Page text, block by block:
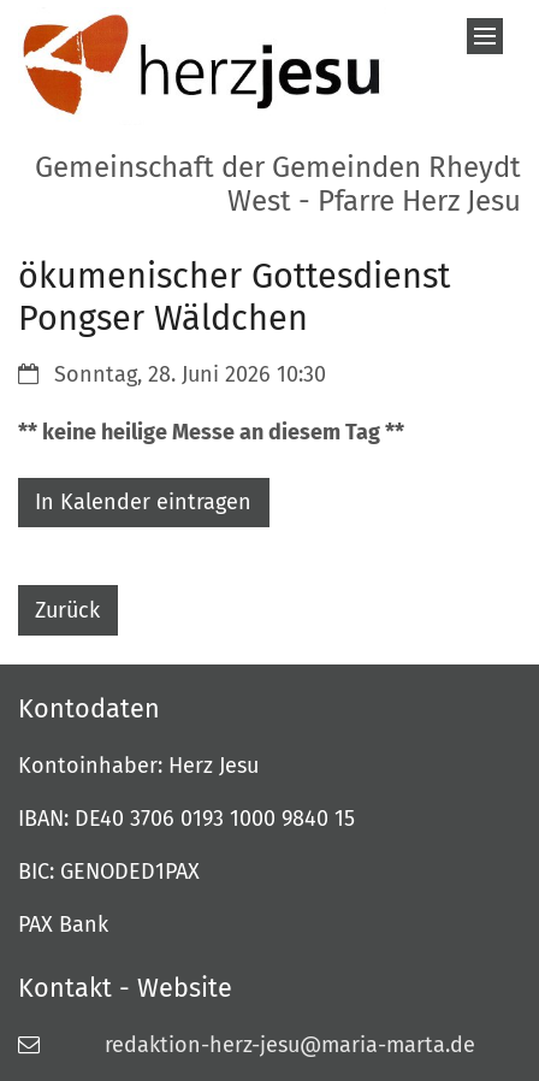
Zum Inhalt springen
Gemeinschaft der Gemeinden Rheydt
West - Pfarre Herz Jesu
ökumenischer Gottesdienst
Pongser Wäldchen
Datum:Sonntag, 28. Juni 2026 10:30
** keine heilige Messe an diesem Tag **
In Kalender eintragen
Zurück
Kontodaten
Kontoinhaber: Herz Jesu
IBAN: DE40 3706 0193 1000 9840 15
BIC: GENODED1PAX
PAX Bank
Kontakt - Website
redaktion-herz-jesu@maria-marta.de